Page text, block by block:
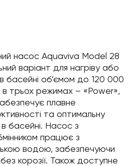
насос Aquaviva Model 28
варіант для нагріву або
басейні об’ємом до 120 000
трьох режимах – «Power»,
плавне
та оптимальну
басейні. Насос з
працює з
водою, забезпечуючи
корозії. Також доступне